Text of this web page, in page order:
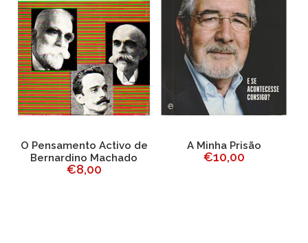
O Pensamento Activo de
Bernardino Machado
€8,00
A Minha Prisão
€10,00